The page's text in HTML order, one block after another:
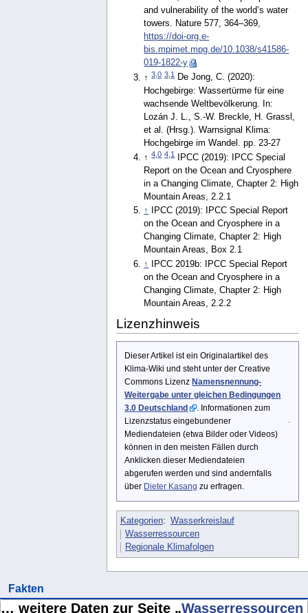
and vulnerability of the world’s water
towers. Nature 577, 364–369,
https://doi-org.e-
bis.mpimet.mpg.de/10.1038/s41586-
019-1822-y
↑3,0 3,1
De Jong, C. (2020):
Hochgebirge: Wassertürme für eine
wachsende Weltbevölkerung. In:
Lozán J. L., S.-W. Breckle, H. Grassl,
et al. (Hrsg.). Warnsignal Klima:
Hochgebirge im Wandel. pp. 23-27
↑4,0 4,1
IPCC (2019): IPCC Special
Report on the Ocean and Cryosphere
in a Changing Climate, Chapter 2: High
Mountain Areas, 2.2.1
↑
IPCC (2019): IPCC Special Report
on the Ocean and Cryosphere in a
Changing Climate, Chapter 2: High
Mountain Areas, Box 2.1
↑
IPCC 2019b: IPCC Special Report
on the Ocean and Cryosphere in a
Changing Climate, Chapter 2: High
Mountain Areas, 2.2.2
Lizenzhinweis
Dieser Artikel ist ein Originalartikel des
Klima-Wiki und steht unter der Creative
Commons Lizenz Namensnennung-
Weitergabe unter gleichen Bedingungen
3.0 Deutschland
. Informationen zum
Lizenzstatus eingebundener
Mediendateien (etwa Bilder oder Videos)
können in den meisten Fällen durch
Anklicken dieser Mediendateien
abgerufen werden und sind andernfalls
über Dieter Kasang zu erfragen.
Kategorien: Wasserkreislauf
Wasserressourcen
Regionale Klimafolgen
Fakten
… weitere Daten zur Seite „Wasserressourcen